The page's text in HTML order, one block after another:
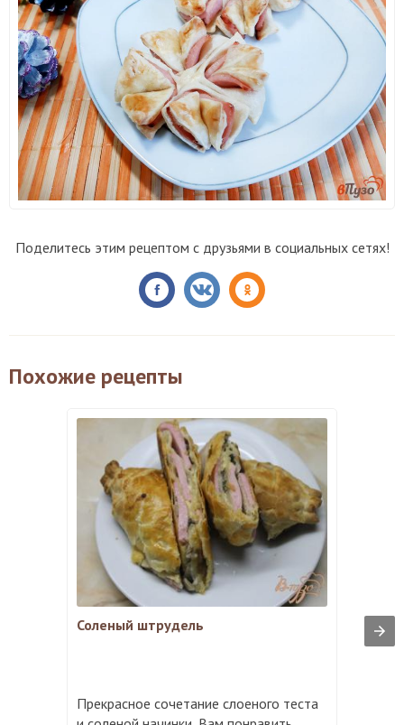
Поделитесь этим рецептом с друзьями в социальных сетях!
Похожие рецепты
Соленый штрудель
Прекрасное сочетание слоеного теста